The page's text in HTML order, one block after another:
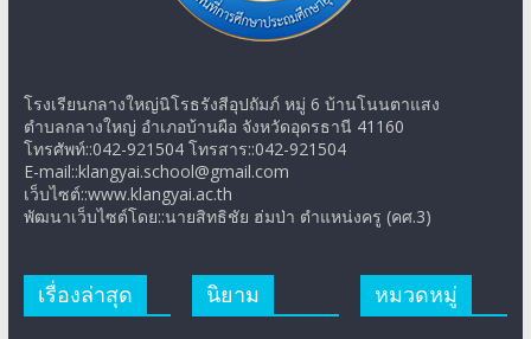
โรงเรียนกลางใหญ่นิโรธรังสีอุปถัมภ์ หมู่ 6 บ้านโนนตาแสง
ตำบลกลางใหญ่ อำเภอบ้านผือ จังหวัดอุดรธานี 41160
โทรศัพท์::042-921504 โทรสาร::042-921504
E-mail::klangyai.school@gmail.com
เว็บไซต์::www.klangyai.ac.th
พัฒนาเว็บไซต์โดย::นายสิทธิชัย ฮ่มป่า ตำแหน่งครู (คศ.3)
เรื่องล่าสุด นิยาม หมวดหมู่